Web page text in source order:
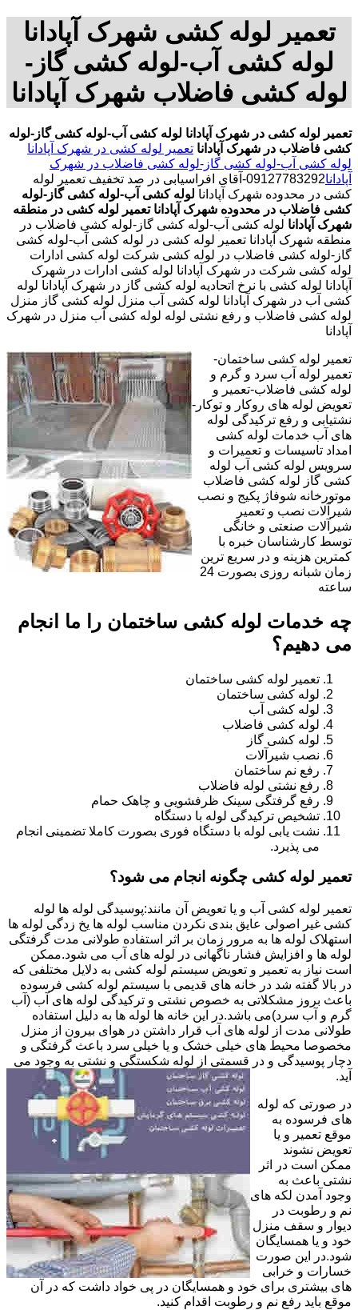
تعمیر لوله کشی شهرک آپادانا
لوله کشی آب-لوله کشی گاز-
لوله کشی فاضلاب شهرک آپادانا
تعمیر لوله کشی در شهرک آپادانا لوله کشی آب-لوله کشی گاز-لوله
کشی فاضلاب در شهرک آپادانا تعمیر لوله کشی در شهرک آپادانا
لوله کشی آب-لوله کشی گاز-لوله کشی فاضلاب در شهرک
آپادانا
09127783292-آقای افراسیابی در صد تخفیف تعمیر لوله
کشی در محدوده شهرک آپادانا لوله کشی آب-لوله کشی گاز-لوله
کشی فاضلاب در محدوده شهرک آپادانا تعمیر لوله کشی در منطقه
شهرک آپادانا لوله کشی آب-لوله کشی گاز-لوله کشی فاضلاب در
منطقه شهرک آپادانا تعمیر لوله کشی در لوله کشی آب-لوله کشی
گاز-لوله کشی فاضلاب در لوله کشی شرکت لوله کشی ادارات
لوله کشی شرکت در شهرک آپادانا لوله کشی ادارات در شهرک
آپادانا لوله کشی با نرخ اتحادیه لوله کشی گاز در شهرک آپادانا لوله
کشی آب در شهرک آپادانا لوله کشی آب منزل لوله کشی گاز منزل
لوله کشی فاضلاب و رفع نشتی لوله لوله کشی آب منزل در شهرک
آپادانا
تعمیر لوله کشی ساختمان-
تعمیر لوله آب سرد و گرم و
لوله کشی فاضلاب-تعمیر و
تعویض لوله های روکار و توکار-
نشتیابی و رفع ترکیدگی لوله
های آب خدمات لوله کشی
امداد تاسیسات و تعمیرات و
سرویس لوله کشی آب لوله
کشی گاز لوله کشی فاضلاب
موتورخانه شوفاژ پکیج و نصب
شیرآلات نصب و تعمیر
شیرآلات صنعتی و خانگی
توسط کارشناسان خبره با
کمترین هزینه و در سریع ترین
زمان شبانه روزی بصورت 24
ساعته
چه خدمات لوله کشی ساختمان را ما انجام
می دهیم؟
تعمیر لوله کشی ساختمان
لوله کشی ساختمان
لوله کشی آب
لوله کشی فاضلاب
لوله کشی گاز
نصب شیرآلات
رفع نم ساختمان
رفع نشتی لوله فاضلاب
رفع گرفتگی سینک ظرفشویی و چاهک حمام
تشخیص ترکیدگی لوله با دستگاه
نشت یابی لوله با دستگاه فوری بصورت کاملا تضمینی انجام
می پذیرد.
تعمیر لوله کشی چگونه انجام می شود؟
تعمیر لوله کشی آب و یا تعویض آن مانند:پوسیدگی لوله ها لوله
کشی غیر اصولی عایق بندی نکردن مناسب لوله ها یخ زدگی لوله ها
استهلاک لوله ها به مرور زمان بر اثر استفاده طولانی مدت گرفتگی
لوله ها و افزایش فشار ناگهانی در لوله های آب می شود.ممکن
است نیاز به تعمیر و تعویض سیستم لوله کشی به دلایل مختلفی که
در بالا گفته شد در خانه های قدیمی با سیستم لوله کشی فرسوده
باعث بروز مشکلاتی به خصوص نشتی و ترکیدگی لوله های آب (آب
گرم و آب سرد)می باشد.در این خانه ها لوله ها به دلیل استفاده
طولانی مدت از لوله های آب قرار داشتن در هوای بیرون از منزل
مخصوصا محیط های خیلی خشک و یا خیلی سرد باعث گرفتگی و
دچار پوسیدگی و در قسمتی از لوله شکستگی و نشتی به وجود می
آید.
در صورتی که لوله
های فرسوده به
موقع تعمیر و یا
تعویض نشوند
ممکن است در اثر
نشتی باعث به
وجود آمدن لکه های
نم و رطوبت در
دیوار و سقف منزل
خود و یا همسایگان
شود.در این صورت
خسارات و خرابی
های بیشتری برای خود و همسایگان در پی خواد داشت که در آن
موقع باید رفع نم و رطوبت اقدام کنید.